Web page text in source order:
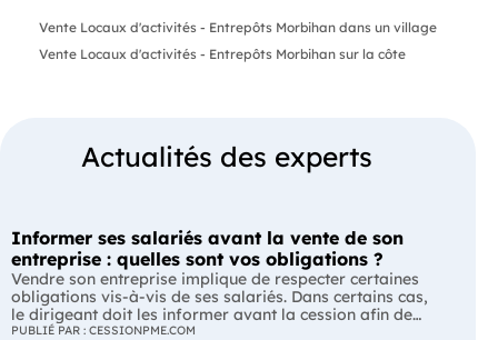
Vente Locaux d'activités - Entrepôts Morbihan dans un village
Vente Locaux d'activités - Entrepôts Morbihan sur la côte
Actualités des experts
Informer ses salariés avant la vente de son
entreprise : quelles sont vos obligations ?
Vendre son entreprise implique de respecter certaines
obligations vis-à-vis de ses salariés. Dans certains cas,
le dirigeant doit les informer avant la cession afin de
leur permettre, s'ils le souhaitent, de présenter une offre
PUBLIÉ PAR : CESSIONPME.COM